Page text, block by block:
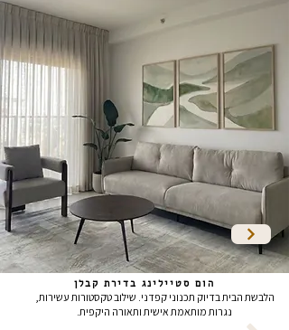
הום סטיילינג בדירת קבלן
הלבשת הבית בדיוק תכנוני קפדני. שילוב טקסטורות עשירות,
נגרות מותאמת אישית ותאורה היקפית.